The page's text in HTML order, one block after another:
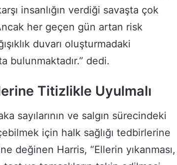
insanlığın verdiği savaşta çok
her geçen gün artan risk
duvarı oluşturmadaki
bulunmaktadır.” dedi.
Titizlikle Uyulmalı
sayılarının ve salgın sürecindeki
için halk sağlığı tedbirlerine
değinen Harris, “Ellerin yıkanması,